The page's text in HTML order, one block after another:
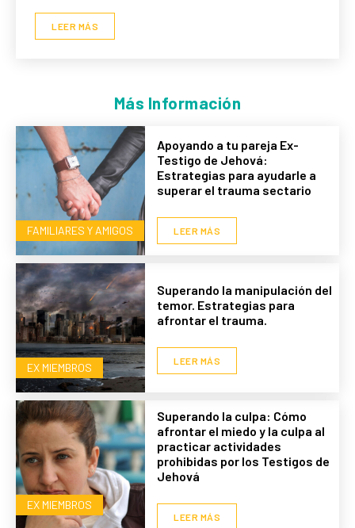
LEER MÁS
Más Información
FAMILIARES Y AMIGOS
Apoyando a tu pareja Ex-
Testigo de Jehová:
Estrategias para ayudarle a
superar el trauma sectario
LEER MÁS
EX MIEMBROS
Superando la manipulación del
temor. Estrategias para
afrontar el trauma.
LEER MÁS
EX MIEMBROS
Superando la culpa: Cómo
afrontar el miedo y la culpa al
practicar actividades
prohibidas por los Testigos de
Jehová
LEER MÁS